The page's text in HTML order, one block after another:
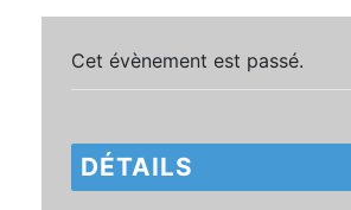
Cet évènement est passé.
DÉTAILS